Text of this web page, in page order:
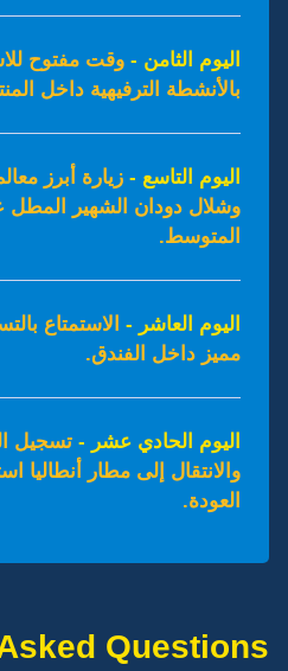
اليوم الثامن - وقت مفتوح
بالأنشطة الترفيهية داخل
اليوم التاسع - زيارة أبرز
وشلال دودان الشهير المطل
المتوسط.
اليوم العاشر - الاستمتاع
مميز داخل الفندق.
اليوم الحادي عشر - تسجيل
والانتقال إلى مطار أنطاليا
العودة.
Questions